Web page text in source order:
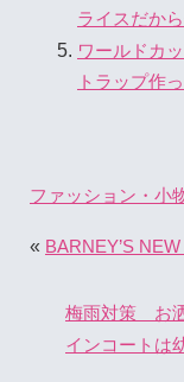
ライスだか
ワールドカ
トラップ作
ファッション・小
« BARNEY’S
梅雨対策 お
インコートは